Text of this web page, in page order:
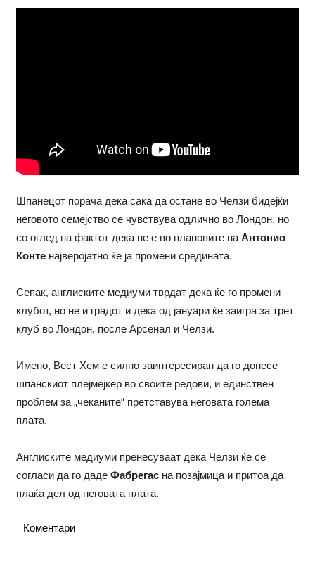
Шпанецот порача дека сака да остане во Челзи бидејќи
неговото семејство се чувствува одлично во Лондон, но
со оглед на фактот дека не е во плановите на Антонио
Контенајверојатно ќе ја промени средината.
Сепак, англиските медиуми тврдат дека ќе го промени
клубот, но не и градот и дека од јануари ќе заигра за трет
клуб во Лондон, после Арсенал и Челзи.
Имено, Вест Хем е силно заинтересиран да го донесе
шпанскиот плејмејкер во своите редови, и единствен
проблем за „чеканите“ претставува неговата голема
плата.
Англиските медиуми пренесуваат дека Челзи ќе се
согласи да го даде Фабрегасна позајмица и притоа да
плаќа дел од неговата плата.
Коментари